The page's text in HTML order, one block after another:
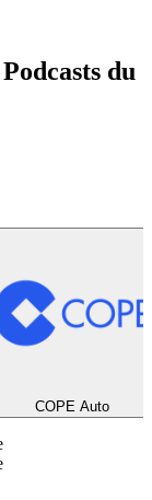
du
COPE Auto